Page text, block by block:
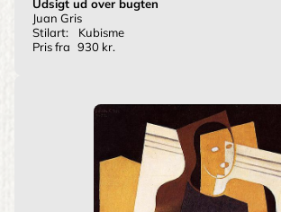
Udsigt ud over bugten
Juan Gris
Stilart:
Kubisme
Pris fra 930 kr.